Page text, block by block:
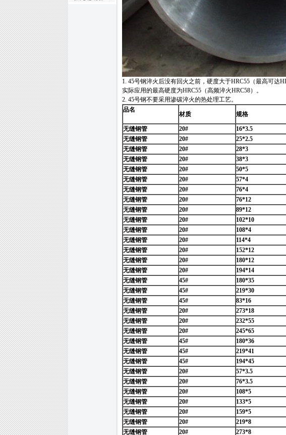
1. 45号钢淬火后没有回火之前，硬度大于HRC55（最高可达
实际应用的最高硬度为HRC55（高频淬火HRC58）。
2. 45号钢不要采用渗碳淬火的热处理工艺。
品名
材质 规格
无缝钢管 20# 16*3.5
无缝钢管
20# 25*2.5
无缝钢管
20# 28*3
无缝钢管
20# 38*3
无缝钢管
20# 50*5
无缝钢管
20# 57*4
无缝钢管
20# 76*4
无缝钢管
20# 76*12
无缝钢管
20# 89*12
无缝钢管
20# 102*10
无缝钢管
20# 108*4
无缝钢管
20# 114*4
无缝钢管
20# 152*12
无缝钢管
20# 180*12
无缝钢管
20# 194*14
无缝钢管
45# 180*35
无缝钢管
45# 219*30
无缝钢管
45# 83*16
无缝钢管
20# 273*18
无缝钢管
20# 232*55
无缝钢管
20# 245*65
无缝钢管
45# 180*36
无缝钢管
45# 219*41
无缝钢管
45# 194*45
无缝钢管
20# 57*3.5
无缝钢管
20# 76*3.5
无缝钢管
20# 108*5
无缝钢管
20# 133*5
无缝钢管
20# 159*5
无缝钢管
20# 219*8
无缝钢管
20# 273*8